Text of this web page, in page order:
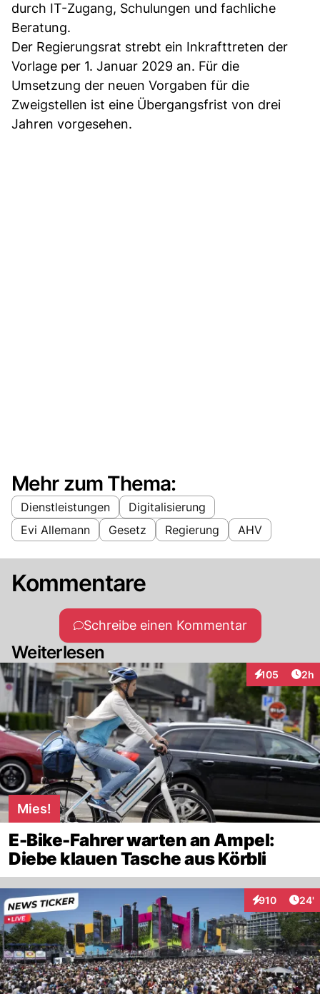
durch IT-Zugang, Schulungen und fachliche
Beratung.
Der Regierungsrat strebt ein Inkrafttreten der
Vorlage per 1. Januar 2029 an. Für die
Umsetzung der neuen Vorgaben für die
Zweigstellen ist eine Übergangsfrist von drei
Jahren vorgesehen.
Mehr zum Thema:
Dienstleistungen
Digitalisierung
Evi Allemann
Gesetz Regierung AHV
Kommentare
Schreibe einen Kommentar
Weiterlesen
105
Interaktionen
2h
Mies!
E-Bike-Fahrer warten an Ampel:
Diebe klauen Tasche aus Körbli
910
Interaktionen
24'